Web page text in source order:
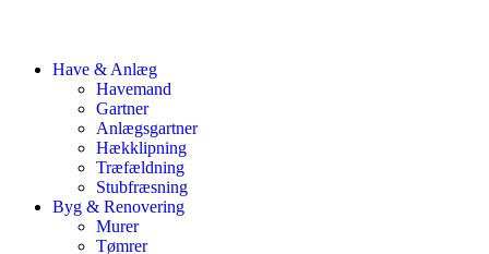
Have & Anlæg
Havemand
Gartner
Anlægsgartner
Hækklipning
Træfældning
Stubfræsning
Byg & Renovering
Murer
Tømrer